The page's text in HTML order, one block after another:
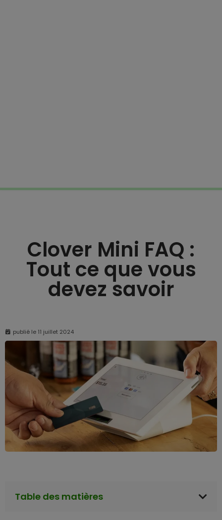
Clover Mini FAQ :
Tout ce que vous
devez savoir
publié le 11 juillet 2024
Table des matières